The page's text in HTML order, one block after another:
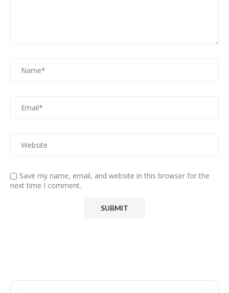
Save my name, email, and website in this browser for the
next time I comment.